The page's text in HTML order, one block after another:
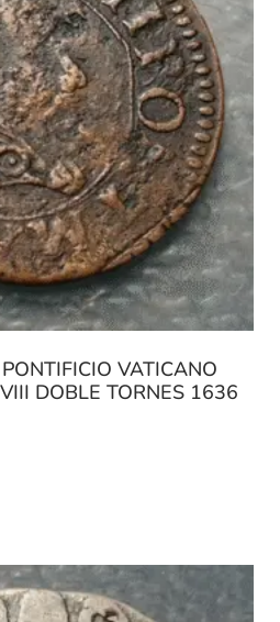
VATICANO
DOBLE TORNES 1636